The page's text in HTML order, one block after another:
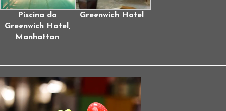
Piscina do
Greenwich Hotel,
Manhattan
Greenwich Hotel